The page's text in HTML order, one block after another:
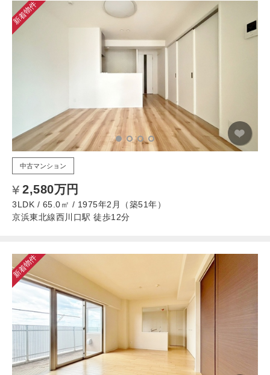
新着物件
中古マンション
2,580万円
3LDK / 65.0㎡ / 1975年2月（築51年）
京浜東北線西川口駅 徒歩12分
新着物件